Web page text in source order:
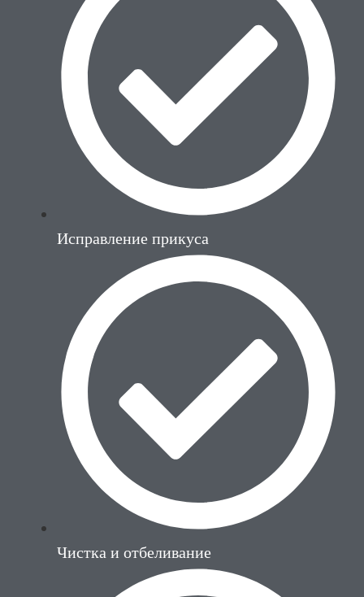
Исправление прикуса
Чистка и отбеливание